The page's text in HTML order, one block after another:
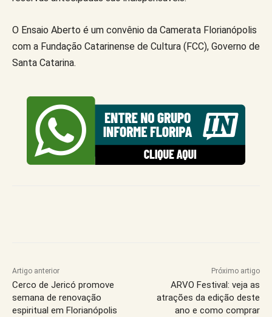
O Ensaio Aberto é um convênio da Camerata Florianópolis
com a Fundação Catarinense de Cultura (FCC), Governo de
Santa Catarina.
Artigo anterior
Cerco de Jericó promove
semana de renovação
espiritual em Florianópolis
Próximo artigo
ARVO Festival: veja as
atrações da edição deste
ano e como comprar